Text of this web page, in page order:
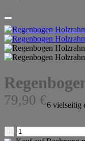
79,90 €6 vielseitig
Regenbogen
Holzrahmenset